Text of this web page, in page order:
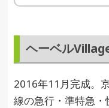
ヘーベル
2016年11月完成。
線の急行・準特急・